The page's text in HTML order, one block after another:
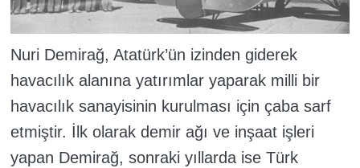
Nuri Demirağ, Atatürk’ün izinden giderek
havacılık alanına yatırımlar yaparak milli bir
havacılık sanayisinin kurulması için çaba sarf
etmiştir. İlk olarak demir ağı ve inşaat işleri
yapan Demirağ, sonraki yıllarda ise Türk